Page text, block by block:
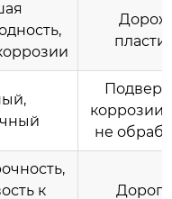
коррозии
не
к